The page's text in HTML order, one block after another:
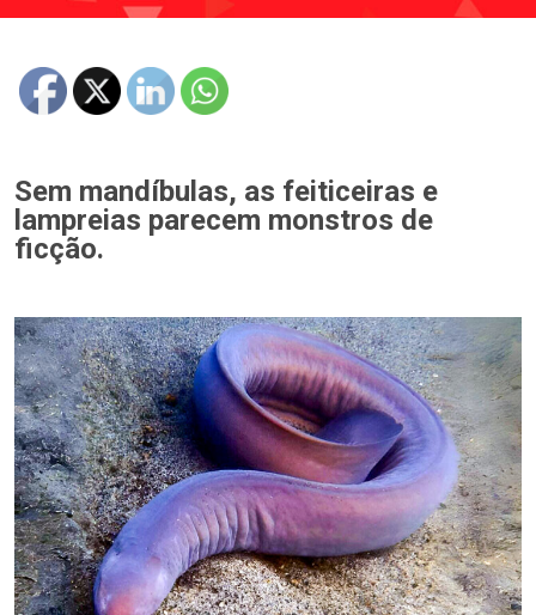
Sem mandíbulas, as feiticeiras e
lampreias parecem monstros de
ficção.